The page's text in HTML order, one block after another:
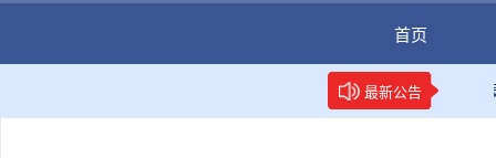
首页
最新公告
新华网权威报道：两项